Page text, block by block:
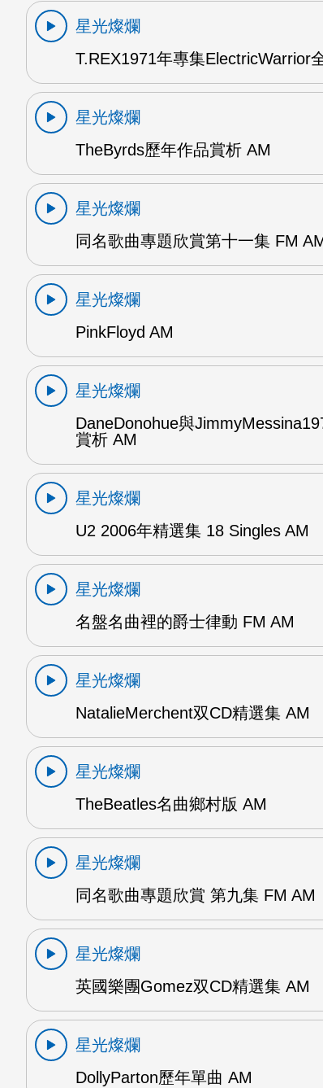
星光燦爛
T.REX1971年專集ElectricWarrior
星光燦爛
TheByrds歷年作品賞析 AM
星光燦爛
同名歌曲專題欣賞第十一集 FM
星光燦爛
PinkFloyd AM
星光燦爛
DaneDonohue與
賞析 AM
星光燦爛
U2 2006年精選集 18 Singles AM
星光燦爛
名盤名曲裡的爵士律動 FM AM
星光燦爛
NatalieMerchent双CD精選集 AM
星光燦爛
TheBeatles名曲鄉村版 AM
星光燦爛
同名歌曲專題欣賞 第九集 FM AM
星光燦爛
英國樂團Gomez双CD精選集 AM
星光燦爛
DollyParton歷年單曲 AM